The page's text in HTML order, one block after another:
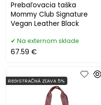
Prebaľovacia taška
Mommy Club Signature
Vegan Leather Black
Na externom sklade
67.59 €
REGISTRAČNÁ ZĽAVA 5%